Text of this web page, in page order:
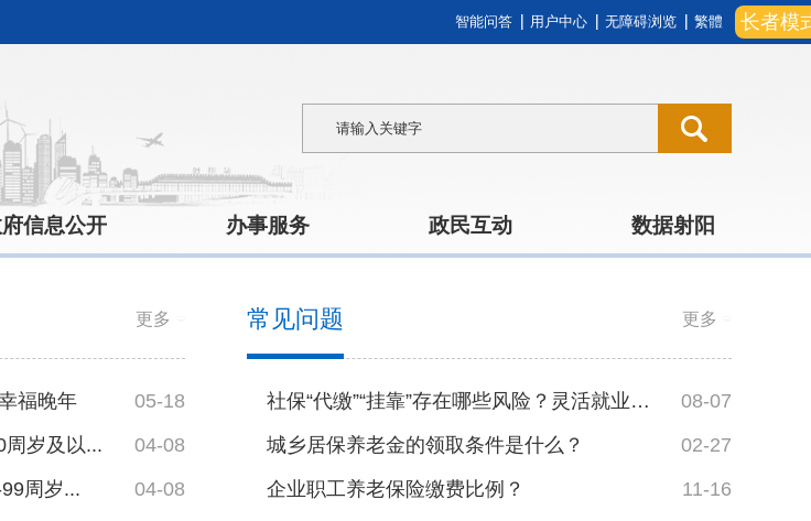
长者模
智能问答 用户中心 无障碍浏览 繁體
信息公开 办事服务 政民互动 数据射阳
更多
福晚年
05-18
周岁及以...
04-08
周岁...
04-08
常见问题 更多
社保“代缴”“挂靠”存在哪些风险？灵活就业人...
08-07
城乡居保养老金的领取条件是什么？
02-27
企业职工养老保险缴费比例？
11-16